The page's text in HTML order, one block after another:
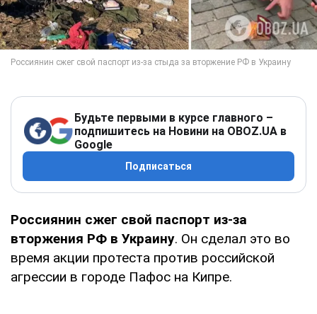
Будьте первыми в курсе главного –
подпишитесь на Новини на OBOZ.UA в
Google
Подписаться
Россиянин сжег свой паспорт из-за
вторжения РФ в Украину. Он сделал это во
время акции протеста против российской
агрессии в городе Пафос на Кипре.